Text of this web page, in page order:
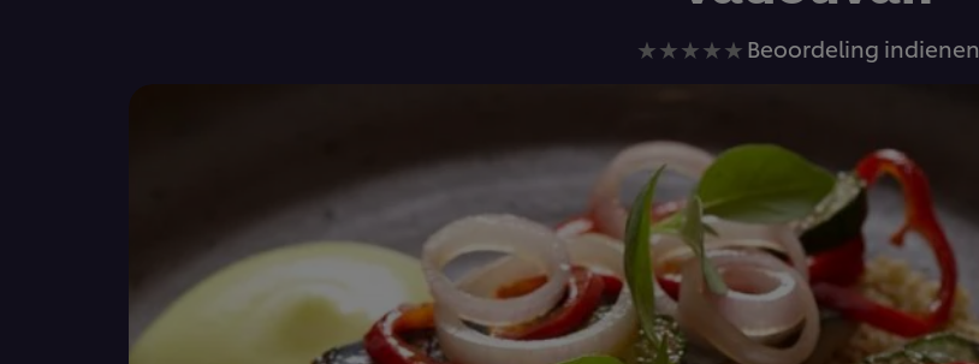
Geen
deze
recipe
Beoordeling indienen